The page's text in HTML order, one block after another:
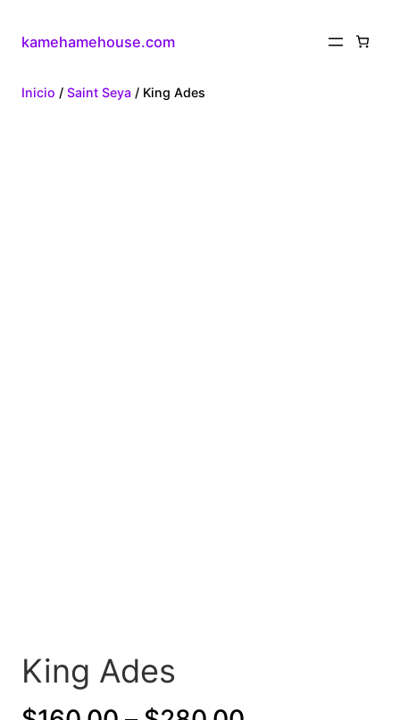
kamehamehouse.com
Inicio / Saint Seya / King Ades
King Ades